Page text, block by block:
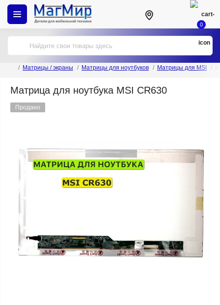
0
Матрицы / экраны Матрицы для ноутбуков Матрицы для MSI
Матрица для ноутбука MSI CR630
Продано